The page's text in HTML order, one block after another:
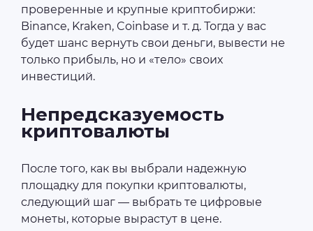
проверенные и крупные криптобиржи:
Binance, Kraken, Coinbase и т. д. Тогда у вас
будет шанс вернуть свои деньги, вывести не
только прибыль, но и «тело» своих
инвестиций.
Непредсказуемость
криптовалюты
После того, как вы выбрали надежную
площадку для покупки криптовалюты,
следующий шаг — выбрать те цифровые
монеты, которые вырастут в цене.